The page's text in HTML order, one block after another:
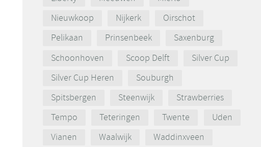
Nieuwkoop
Nijkerk
Oirschot
Pelikaan
Prinsenbeek
Saxenburg
Schoonhoven
Scoop Delft
Silver Cup
Silver Cup Heren
Souburgh
Spitsbergen
Steenwijk
Strawberries
Tempo
Teteringen Twente
Uden
Vianen
Waalwijk
Waddinxveen